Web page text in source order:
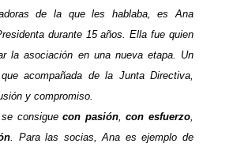
de la que les hablaba, es Ana
durante 15 años. Ella fue quien
la asociación en una nueva etapa. Un
acompañada de la Junta Directiva,
y compromiso.
se consiguecon pasión,con esfuerzo,
. Para las socias, Ana es ejemplo de